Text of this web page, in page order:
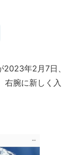
年2月7日、
右腕に新しく入